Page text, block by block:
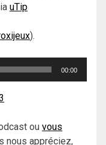
uTip
).
00:00
ou vous
nous appréciez,